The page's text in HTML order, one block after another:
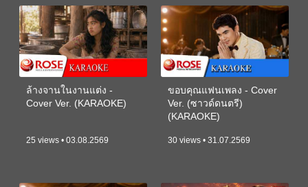
ล้างจานในงานแต่ง -
Cover Ver. (KARAOKE)
25 views • 03.08.2569
ขอบคุณแฟนเพลง - Cover
Ver. (ซาวด์ดนตรี)
(KARAOKE)
30 views • 31.07.2569